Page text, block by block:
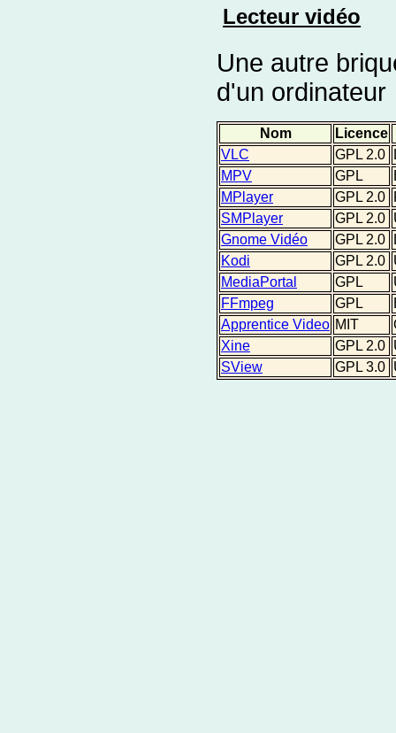
Lecteur vidéo
Une autre
d'un ordinateur
Nom
Licence
VLC
GPL 2.0
MPV
GPL
MPlayer
GPL 2.0
SMPlayer
GPL 2.0
Gnome Vidéo
GPL 2.0
Kodi
GPL 2.0
MediaPortal
GPL
FFmpeg
GPL
Apprentice Video MIT
Xine
GPL 2.0
SView
GPL 3.0